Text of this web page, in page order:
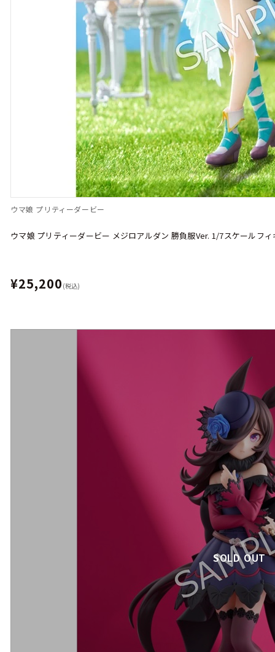
ウマ娘 プリティーダービー
ウマ娘 プリティーダービー メジロアルダン 勝負服Ver. 1/7スケールフ
¥25,200 (税込)
SOLD OUT